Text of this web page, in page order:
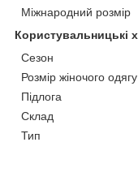
Міжнародний розмір
Користувальницькі
Сезон
Розмір жіночого одягу
Підлога
Склад
Тип